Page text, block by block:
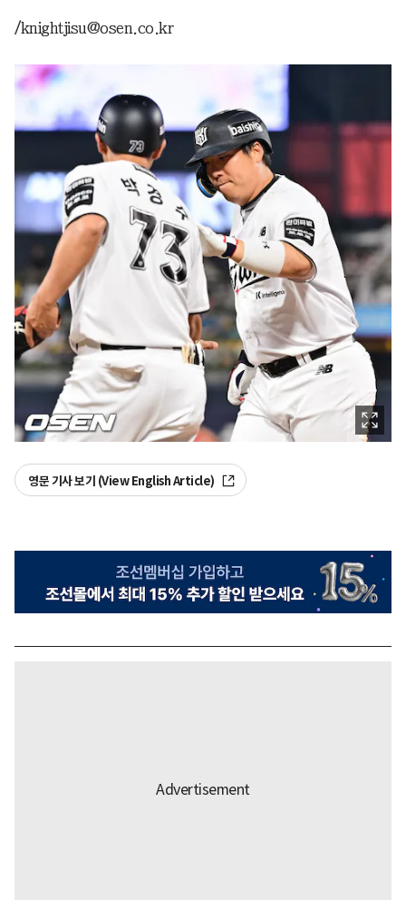
/knightjisu@osen.co.kr
영문 기사 보기 (View English Article)